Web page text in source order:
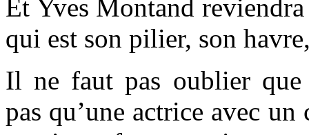
Et Yves Montand
qui est son pilier, son
Il ne faut pas oublier que
pas qu’une actrice avec